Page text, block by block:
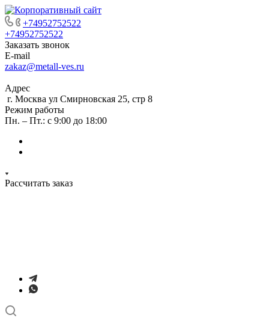
+74952752522
+74952752522
Заказать звонок
E-mail
zakaz@metall-ves.ru
Адрес
г. Москва ул Смирновская 25, стр 8
Режим работы
Пн. – Пт.: с 9:00 до 18:00
Рассчитать заказ